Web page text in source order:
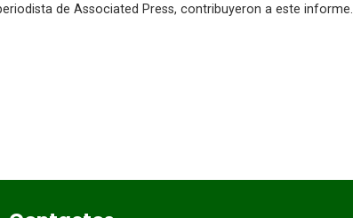
de Associated Press, contribuyeron a este informe.